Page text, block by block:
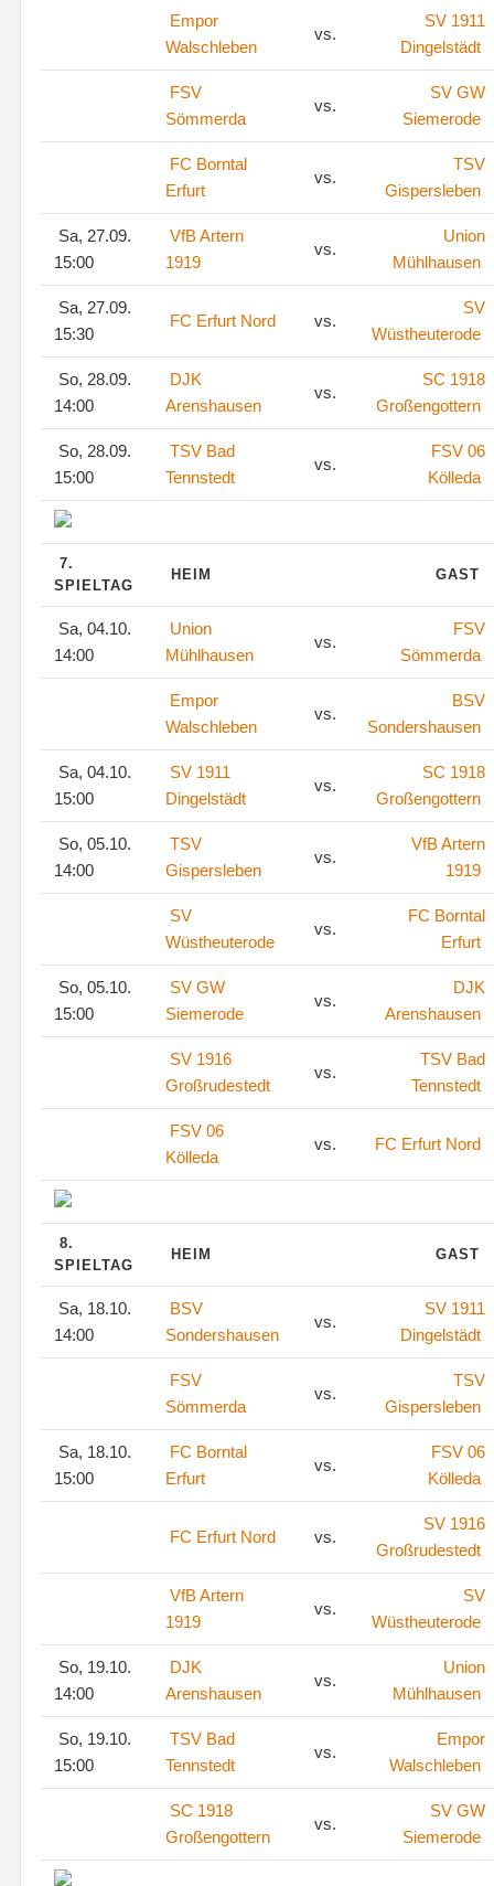
Empor
Walschleben
vs.
SV 1911
Dingelstädt
FSV
Sömmerda
vs.
SV GW
Siemerode
FC Borntal
Erfurt
vs.
TSV
Gispersleben
Sa, 27.09.
15:00
VfB Artern
1919
vs.
Union
Mühlhausen
Sa, 27.09.
15:30
FC Erfurt Nord vs.
SV
Wüstheuterode
So, 28.09.
14:00
DJK
Arenshausen
vs.
SC 1918
Großengottern
So, 28.09.
15:00
TSV Bad
Tennstedt
vs.
FSV 06
Kölleda
7.
SPIELTAG
HEIM GAST
Sa, 04.10.
14:00
Union
Mühlhausen
vs.
FSV
Sömmerda
Empor
Walschleben
vs.
BSV
Sondershausen
Sa, 04.10.
15:00
SV 1911
Dingelstädt
vs.
SC 1918
Großengottern
So, 05.10.
14:00
TSV
Gispersleben
vs.
VfB Artern
1919
SV
Wüstheuterode
vs.
FC Borntal
Erfurt
So, 05.10.
15:00
SV GW
Siemerode
vs.
DJK
Arenshausen
SV 1916
Großrudestedt
vs.
TSV Bad
Tennstedt
FSV 06
Kölleda
vs. FC Erfurt Nord
8.
SPIELTAG
HEIM GAST
Sa, 18.10.
14:00
BSV
Sondershausen
vs.
SV 1911
Dingelstädt
FSV
Sömmerda
vs.
TSV
Gispersleben
Sa, 18.10.
15:00
FC Borntal
Erfurt
vs.
FSV 06
Kölleda
FC Erfurt Nord vs.
SV 1916
Großrudestedt
VfB Artern
1919
vs.
SV
Wüstheuterode
So, 19.10.
14:00
DJK
Arenshausen
vs.
Union
Mühlhausen
So, 19.10.
15:00
TSV Bad
Tennstedt
vs.
Empor
Walschleben
SC 1918
Großengottern
vs.
SV GW
Siemerode